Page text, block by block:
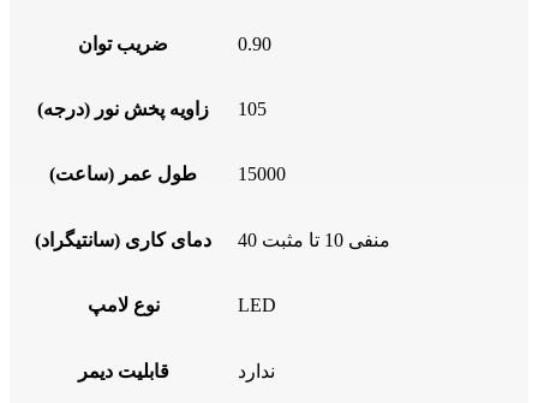
ضریب توان 0.90
زاویه پخش نور (درجه) 105
طول عمر (ساعت) 15000
دمای کاری (سانتیگراد) منفی 10 تا مثبت 40
نوع لامپ LED
قابلیت دیمر ندارد